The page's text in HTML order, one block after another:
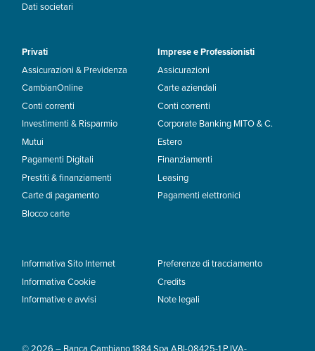
Dati societari
Privati
Assicurazioni & Previdenza
CambianOnline
Conti correnti
Investimenti & Risparmio
Mutui
Pagamenti Digitali
Prestiti & finanziamenti
Carte di pagamento
Blocco carte
Imprese e Professionisti
Assicurazioni
Carte aziendali
Conti correnti
Corporate Banking MITO & C.
Estero
Finanziamenti
Leasing
Pagamenti elettronici
Informativa Sito Internet
Informativa Cookie
Informative e avvisi
Preferenze di tracciamento
Credits
Note legali